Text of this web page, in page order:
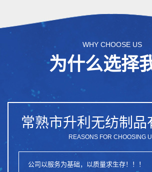
WHY CHOOSE US
为什么选择
常熟市升利无纺制品
REASONS FOR CHOOSING
公司以服务为基础，以质量求生存！！！